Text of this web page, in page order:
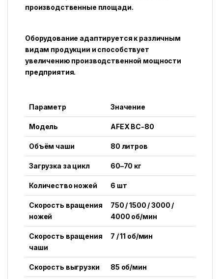
производственные площади.
Оборудование адаптируется к различным
видам продукции и способствует
увеличению производственной мощности
предприятия.
Параметр Значение
Модель AFEX BC-80
Объём чаши 80 литров
Загрузка за цикл 60–70 кг
Количество ножей 6 шт
Скорость вращения
ножей
750 / 1500 / 3000 /
4000 об/мин
Скорость вращения
чаши
7 / 11 об/мин
Скорость выгрузки 85 об/мин